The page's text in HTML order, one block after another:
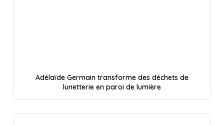
Adélaïde Germain transforme des déchets de
lunetterie en paroi de lumière